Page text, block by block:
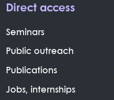
Direct access
Seminars
Public outreach
Publications
Jobs, internships